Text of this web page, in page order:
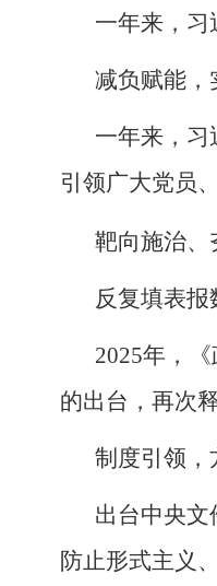
一年来，
减负赋能，
一年来，
引领广大党员
靶向施治、
反复填表
2025年，
的出台，再次
制度引领
出台中央
防止形式主义